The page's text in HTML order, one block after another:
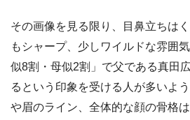
その画像を見る限り、目鼻立ちは
もシャープ、少しワイルドな雰囲
似8割・母似2割」で父である真田
るという印象を受ける人が多いよ
や眉のライン、全体的な顔の骨格